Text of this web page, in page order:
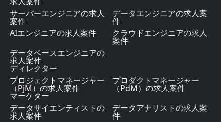
サーバーエンジニアの求人
案件
データエンジニアの求人案
件
AIエンジニアの求人案件
クラウドエンジニアの求人
案件
データベースエンジニアの
求人案件
ディレクター
プロジェクトマネージャー
（PjM）の求人案件
プロダクトマネージャー
（PdM）の求人案件
マーケター
データサイエンティストの
求人案件
データアナリストの求人案
件